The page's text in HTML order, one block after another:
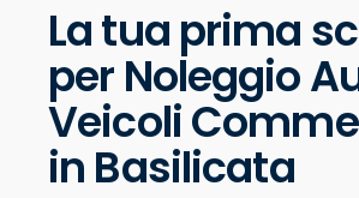
La tua prima
per Noleggio
Veicoli
in Basilicata